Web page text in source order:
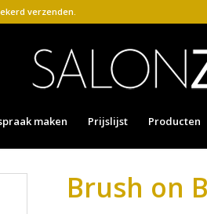
verzenden.
maken Prijslijst Producten
Brush on